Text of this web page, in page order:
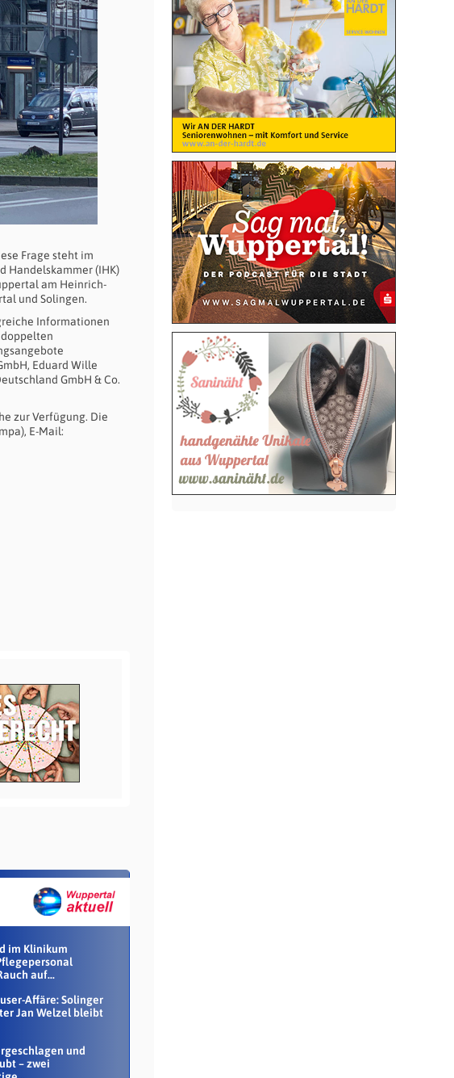
Frage steht im
Handelskammer (IHK)
am Heinrich-
und Solingen.
Informationen
Eduard Wille
GmbH & Co.
zur Verfügung. Die
E-Mail:
im Klinikum
auf...
Affäre: Solinger
Jan Welzel bleibt
und
– zwei